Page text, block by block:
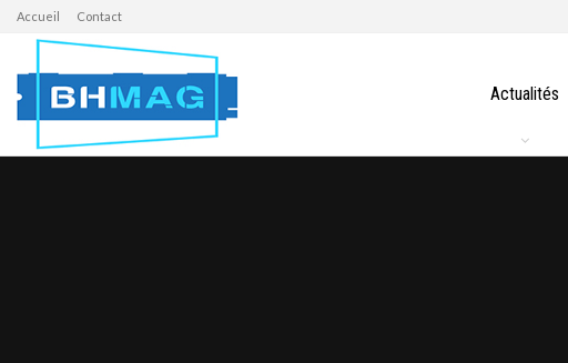
Accueil Contact
Actualités